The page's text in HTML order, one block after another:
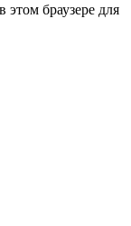
этом браузере для